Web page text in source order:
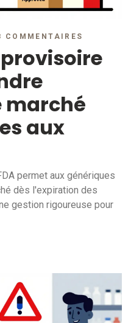
COMMENTAIRES
marché
aux
permet aux génériques
dès l'expiration des
gestion rigoureuse pour